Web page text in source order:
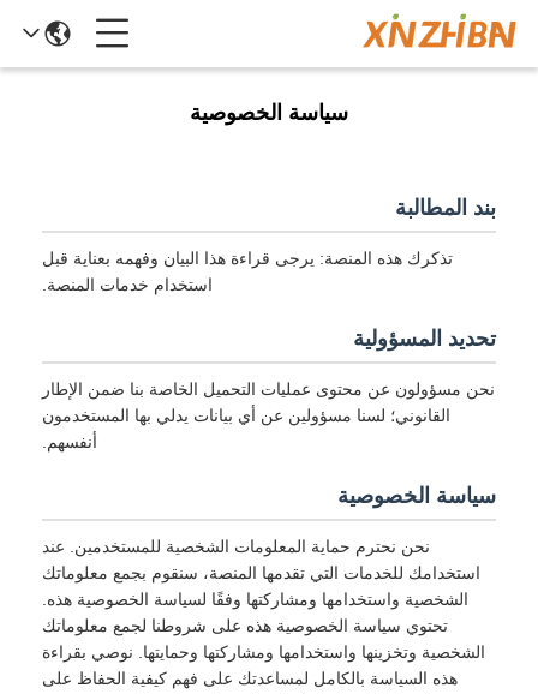
سياسة الخصوصية
بند المطالبة
تذكرك هذه المنصة: يرجى قراءة هذا البيان وفهمه بعناية قبل
استخدام خدمات المنصة.
تحديد المسؤولية
نحن مسؤولون عن محتوى عمليات التحميل الخاصة بنا ضمن الإطار
القانوني؛ لسنا مسؤولين عن أي بيانات يدلي بها المستخدمون
أنفسهم.
سياسة الخصوصية
نحن نحترم حماية المعلومات الشخصية للمستخدمين. عند
استخدامك للخدمات التي تقدمها المنصة، سنقوم بجمع معلوماتك
الشخصية واستخدامها ومشاركتها وفقًا لسياسة الخصوصية هذه.
تحتوي سياسة الخصوصية هذه على شروطنا لجمع معلوماتك
الشخصية وتخزينها واستخدامها ومشاركتها وحمايتها. نوصي بقراءة
هذه السياسة بالكامل لمساعدتك على فهم كيفية الحفاظ على